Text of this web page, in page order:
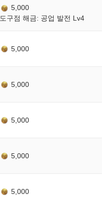
5,000
도구점 해금: 공업 발전 Lv4
5,000
5,000
5,000
5,000
5,000